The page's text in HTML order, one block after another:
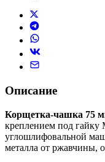
Описание
Корщетка-чашка 75
креплением под
углошлифовальной
металла от ржавчины,